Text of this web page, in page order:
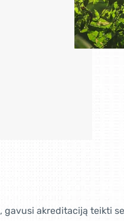
akreditaciją teikti